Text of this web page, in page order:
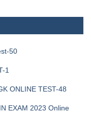
50
1
ONLINE TEST-48
EXAM 2023 Online